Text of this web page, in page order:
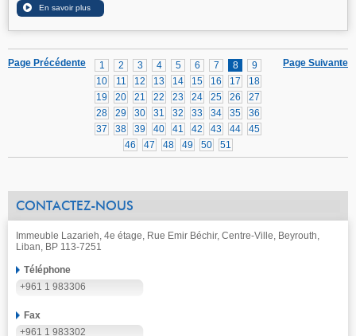
Page Suivante
1 2 3 4 5 6 7 8
9
10
11 12 13 14 15 16 17
18
19
20 21 22 23 24 25 26
27
28
29 30 31 32 33 34 35
36
37
38 39 40 41 42 43 44
45
46
47 48 49 50 51
Page Précédente
CONTACTEZ-NOUS
Immeuble Lazarieh, 4e étage, Rue Emir Béchir, Centre-Ville, Beyrouth,
Liban, BP 113-7251
Téléphone
+961 1 983306
Fax
+961 1 983302